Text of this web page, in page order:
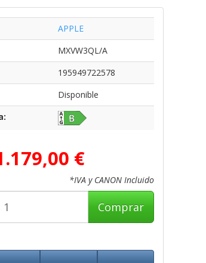
APPLE
MXVW3QL/A
195949722578
Disponible
€
*IVA y CANON Incluido
Comprar